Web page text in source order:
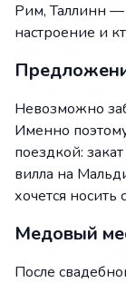
Рим, Таллинн —
настроение и
Невозможно
Именно
поездкой:
вилла на
хочется
Медовый
После